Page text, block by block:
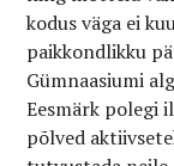
kodus väga ei
paikkondlikku
Gümnaasiumi
Eesmärk polegi
põlved